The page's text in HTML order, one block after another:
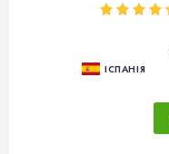
ІСПАНІЯ